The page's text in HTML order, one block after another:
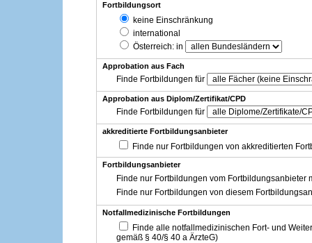
Fortbildungsort
keine Einschränkung
international
Österreich: in
Approbation aus Fach
Finde Fortbildungen für
Approbation aus Diplom/Zertifikat/CPD
Finde Fortbildungen für
akkreditierte Fortbildungsanbieter
Finde nur Fortbildungen von akkreditierten
Fortbildungsanbieter
Finde nur Fortbildungen vom Fortbildungsanbieter
Finde nur Fortbildungen von diesem
Notfallmedizinische Fortbildungen
Finde alle notfallmedizinischen Fort- und
gemäß § 40/§ 40 a ÄrzteG)